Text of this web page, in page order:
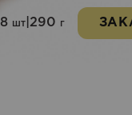
8 шт |290 г